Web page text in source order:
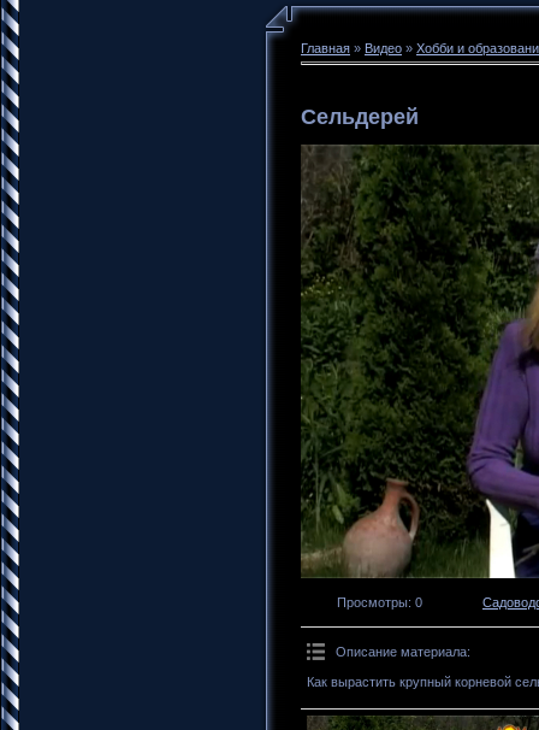
Главная » Видео » Хобби и
Сельдерей
Просмотры: 0
Описание материала:
Как вырастить крупный корневой